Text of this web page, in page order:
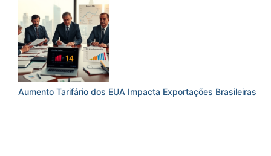
Aumento Tarifário dos EUA Impacta Exportações Brasileiras